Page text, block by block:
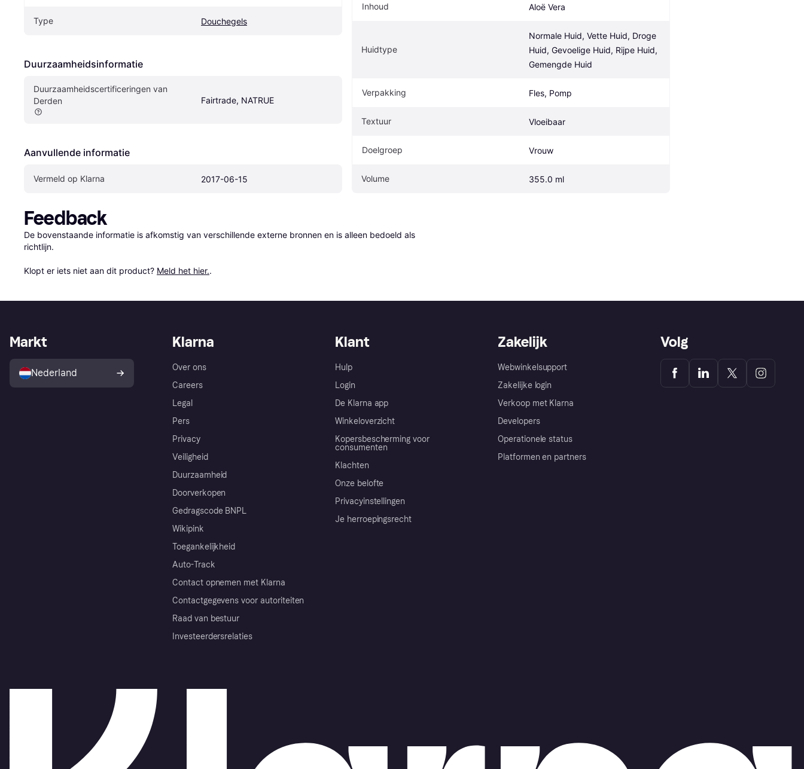
Type Douchegels
Duurzaamheidsinformatie
Duurzaamheidscertificeringen van
Derden
Fairtrade, NATRUE
Aanvullende informatie
Vermeld op Klarna 2017-06-15
Inhoud Aloë Vera
Huidtype
Normale Huid, Vette Huid, Droge
Huid, Gevoelige Huid, Rijpe Huid,
Gemengde Huid
Verpakking Fles, Pomp
Textuur Vloeibaar
Doelgroep Vrouw
Volume 355.0 ml
Feedback
De bovenstaande informatie is afkomstig van verschillende externe bronnen en is alleen bedoeld als
richtlijn.
Klopt er iets niet aan dit product? Meld het hier..
Klarna
Over ons
Careers
Legal
Pers
Privacy
Veiligheid
Duurzaamheid
Doorverkopen
Gedragscode BNPL
Wikipink
Toegankelijkheid
Auto-Track
Contact opnemen met Klarna
Contactgegevens voor autoriteiten
Raad van bestuur
Investeerdersrelaties
Klant
Hulp
Login
De Klarna app
Winkeloverzicht
Kopersbescherming voor
consumenten
Klachten
Onze belofte
Privacyinstellingen
Je herroepingsrecht
Zakelijk
Webwinkelsupport
Zakelijke login
Verkoop met Klarna
Developers
Operationele status
Platformen en partners
Markt
Nederland
Volg